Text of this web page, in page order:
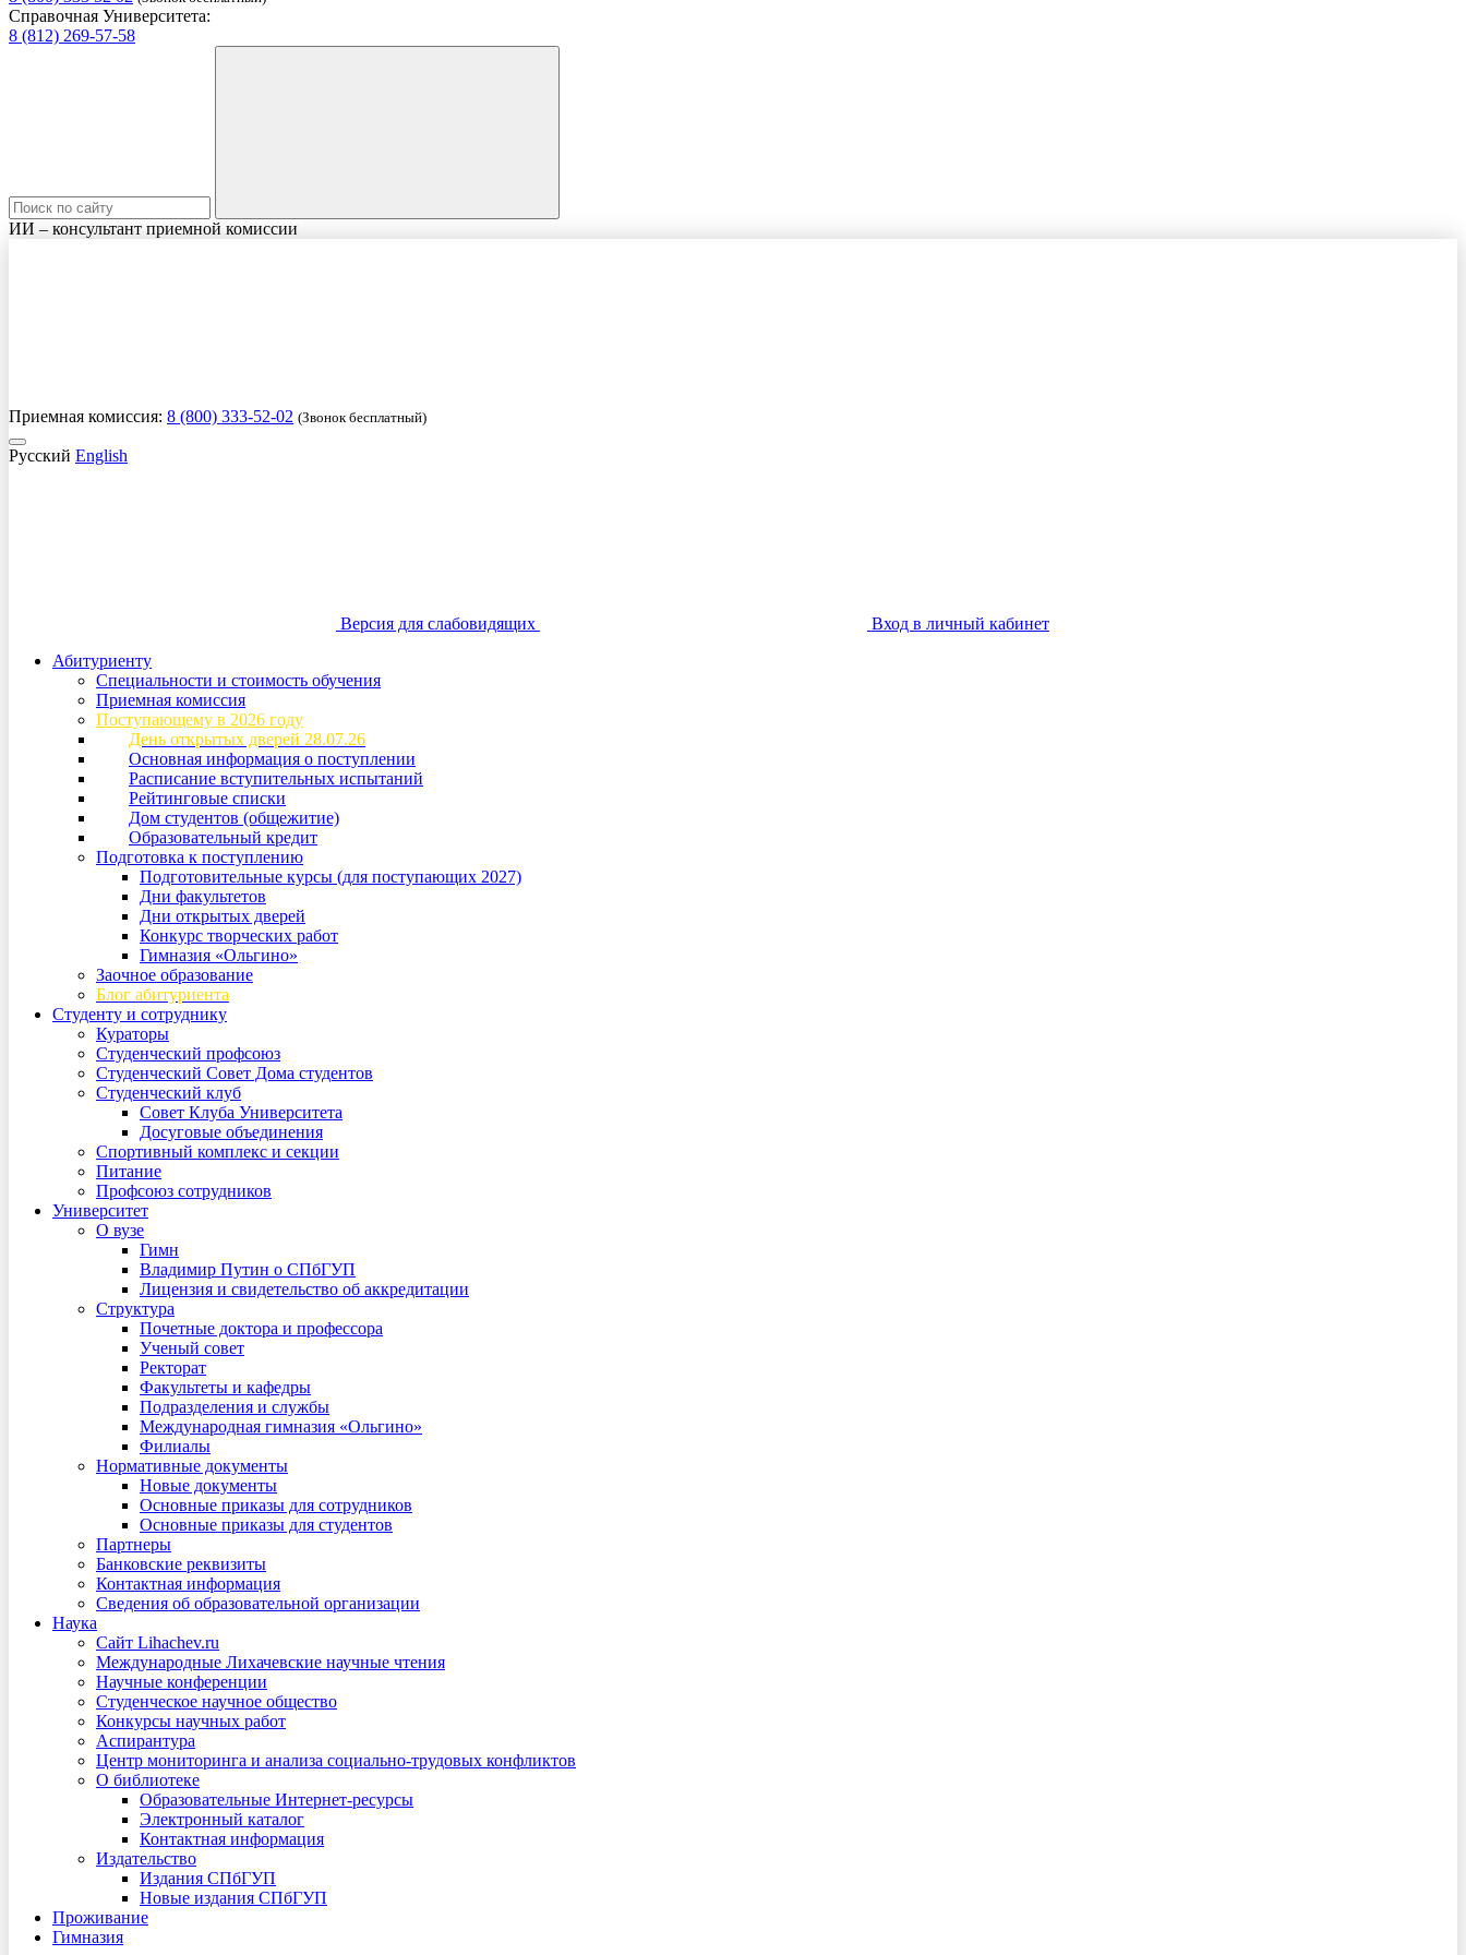
Справочная Университета:
8 (812) 269-57-58
ИИ – консультант приемной комиссии
Приемная комиссия: 8 (800) 333-52-02 (Звонок бесплатный)
Русский English
Версия для слабовидящих
Вход в личный кабинет
Абитуриенту
Специальности и стоимость обучения
Приемная комиссия
Поступающему в 2026 году
День открытых дверей 28.07.26
Основная информация о поступлении
Расписание вступительных испытаний
Рейтинговые списки
Дом студентов (общежитие)
Образовательный кредит
Подготовка к поступлению
Подготовительные курсы (для поступающих 2027)
Дни факультетов
Дни открытых дверей
Конкурс творческих работ
Гимназия «Ольгино»
Заочное образование
Блог абитуриента
Студенту и сотруднику
Кураторы
Студенческий профсоюз
Студенческий Совет Дома студентов
Студенческий клуб
Совет Клуба Университета
Досуговые объединения
Спортивный комплекс и секции
Питание
Профсоюз сотрудников
Университет
О вузе
Гимн
Владимир Путин о СПбГУП
Лицензия и свидетельство об аккредитации
Структура
Почетные доктора и профессора
Ученый совет
Ректорат
Факультеты и кафедры
Подразделения и службы
Международная гимназия «Ольгино»
Филиалы
Нормативные документы
Новые документы
Основные приказы для сотрудников
Основные приказы для студентов
Партнеры
Банковские реквизиты
Контактная информация
Сведения об образовательной организации
Наука
Сайт Lihachev.ru
Международные Лихачевские научные чтения
Научные конференции
Студенческое научное общество
Конкурсы научных работ
Аспирантура
Центр мониторинга и анализа социально-трудовых конфликтов
О библиотеке
Образовательные Интернет-ресурсы
Электронный каталог
Контактная информация
Издательство
Издания СПбГУП
Новые издания СПбГУП
Проживание
Гимназия